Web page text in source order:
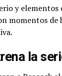
y
momentos
la